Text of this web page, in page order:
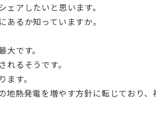
アしたいと思います。
るか知っていますか。
です。
るそうです。
す。
地熱発電を増やす方針に転じており